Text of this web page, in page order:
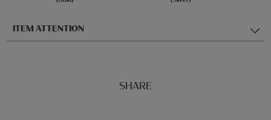
ITEM ATTENTION
SHARE